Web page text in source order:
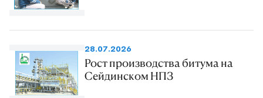
28.07.2026
Рост производства битума на
Сейдинском НПЗ